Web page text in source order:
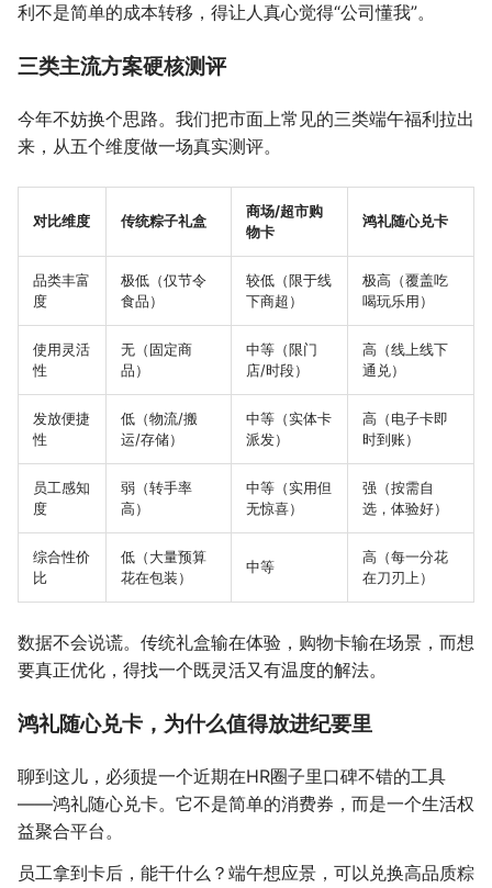
利不是简单的成本转移，得让人真心觉得“公司懂我”。
三类主流方案硬核测评
今年不妨换个思路。我们把市面上常见的三类端午福利拉出
来，从五个维度做一场真实测评。
对比维度 传统粽子礼盒
商场/超市购
物卡
鸿礼随心兑卡
品类丰富
度
极低（仅节令
食品）
较低（限于线
下商超）
极高（覆盖吃
喝玩乐用）
使用灵活
性
无（固定商
品）
中等（限门
店/时段）
高（线上线下
通兑）
发放便捷
性
低（物流/搬
运/存储）
中等（实体卡
派发）
高（电子卡即
时到账）
员工感知
度
弱（转手率
高）
中等（实用但
无惊喜）
强（按需自
选，体验好）
综合性价
比
低（大量预算
花在包装）
中等
高（每一分花
在刀刃上）
数据不会说谎。传统礼盒输在体验，购物卡输在场景，而想
要真正优化，得找一个既灵活又有温度的解法。
鸿礼随心兑卡，为什么值得放进纪要里
聊到这儿，必须提一个近期在HR圈子里口碑不错的工具
——鸿礼随心兑卡。它不是简单的消费券，而是一个生活权
益聚合平台。
员工拿到卡后，能干什么？端午想应景，可以兑换高品质粽